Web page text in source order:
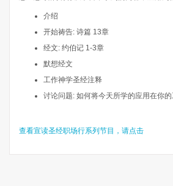
介绍
开始祷告: 诗篇 13章
经文: 约伯记 1-3章
默想经文
工作神学圣经注释
讨论问题: 如何将今天所学的应用在你的
查看宣读圣经职场行系列节目，请点击